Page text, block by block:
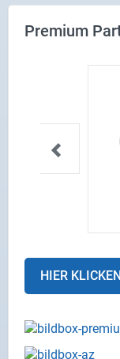
Premium
HIER